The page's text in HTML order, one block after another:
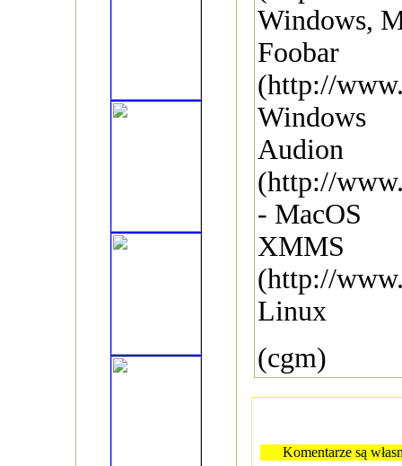
Windows,
Foobar
(http://
Windows
Audion
(http://
- MacOS
XMMS
(http://
Linux
(cgm)
Komentarze są